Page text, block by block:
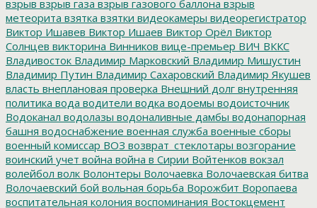
взрыв взрыв газа взрыв газового баллона взрыв
метеорита взятка взятки видеокамеры видеорегистратор
Виктор Ишавев Виктор Ишаев Виктор Орёл Виктор
Солнцев викторина Винников вице-премьер ВИЧ ВККС
Владивосток Владимир Марковский Владимир Мишустин
Владимир Путин Владимир Сахаровский Владимир Якушев
власть внеплановая проверка Внешний долг внутренняя
политика вода водители водка водоемы водоисточник
Водоканал водолазы водоналивные дамбы водонапорная
башня водоснабжение военная служба военные сборы
военный комиссар ВОЗ возврат_стеклотары возгорание
воинский учет война война в Сирии Войтенков вокзал
волейбол волк Волонтеры Волочаевка Волочаевская битва
Волочаевский бой вольная борьба Ворожбит Воропаева
воспитательная колония воспоминания Востокцемент